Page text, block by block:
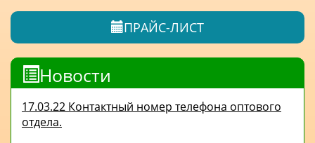
ПРАЙС-ЛИСТ
Новости
17.03.22 Контактный номер телефона оптового
отдела.